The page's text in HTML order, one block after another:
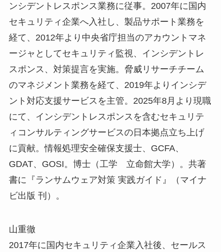
ンシデントレスポンス業務に従事。2007年に国内
セキュリティ企業へ入社し、製品サポート業務を
経て、2012年より中央省庁担当のアカウントマネ
ージャとしてセキュリティ監視、インシデントレ
スポンス、対策提言を実施。脅威リサーチチーム
のマネジメント業務を経て、2019年よりインシデ
ント対応支援サービスを主管。2025年8月より現職
にて、インシデントレスポンスを含むセキュリテ
ィコンサルティングサービスの日本拠点立ち上げ
に貢献。情報処理安全確保支援士、GCFA、
GDAT、GOSI。博士（工学 立命館大学）。共著
書に『ランサムウェア対策 実践ガイド』（マイナ
ビ出版 刊）。
山重徹
2017年に国内セキュリティ企業入社後、セールス